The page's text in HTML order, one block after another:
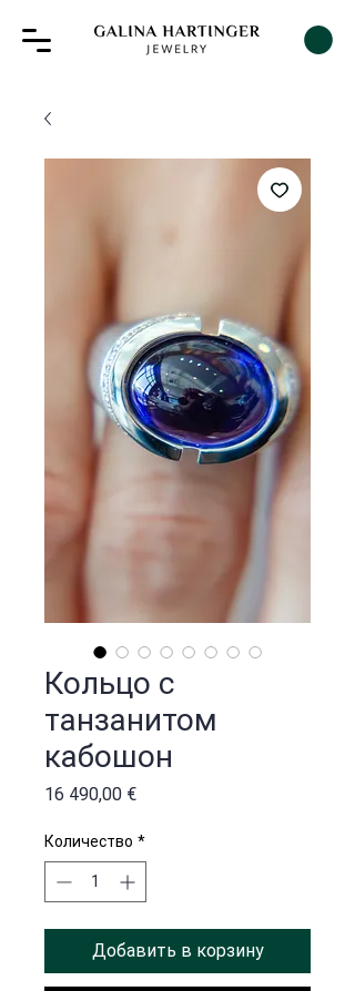
Кольцо с
танзанитом
кабошон
16 490,00 €Цена
Количество *
Добавить в корзину